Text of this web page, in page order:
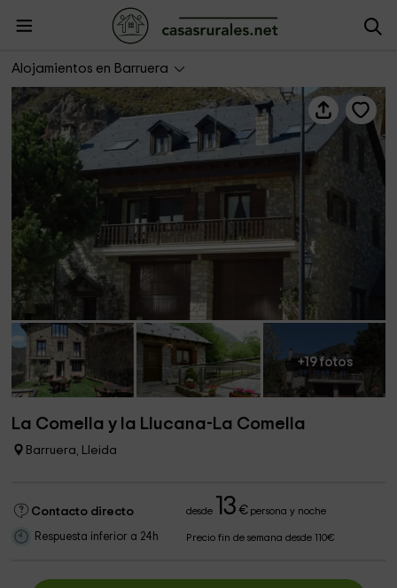
Alojamientos en Barruera
La Comella y la Llucana-La Comella
+19 fotos
La Comella y la Llucana-La Comella
Barruera, Lleida
Contacto directo desde 13 €persona y noche
Respuesta inferior a 24h Precio fin de semana desde 110€